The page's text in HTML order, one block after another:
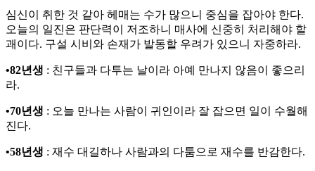
심신이 취한 것 같아 헤매는 수가 많으니 중심을 잡아야 한다.
오늘의 일진은 판단력이 저조하니 매사에 신중히 처리해야 할
괘이다. 구설 시비와 손재가 발동할 우려가 있으니 자중하라.
•82년생 : 친구들과 다투는 날이라 아예 만나지 않음이 좋으리
라.
•70년생 : 오늘 만나는 사람이 귀인이라 잘 잡으면 일이 수월해
진다.
•58년생 : 재수 대길하나 사람과의 다툼으로 재수를 반감한다.